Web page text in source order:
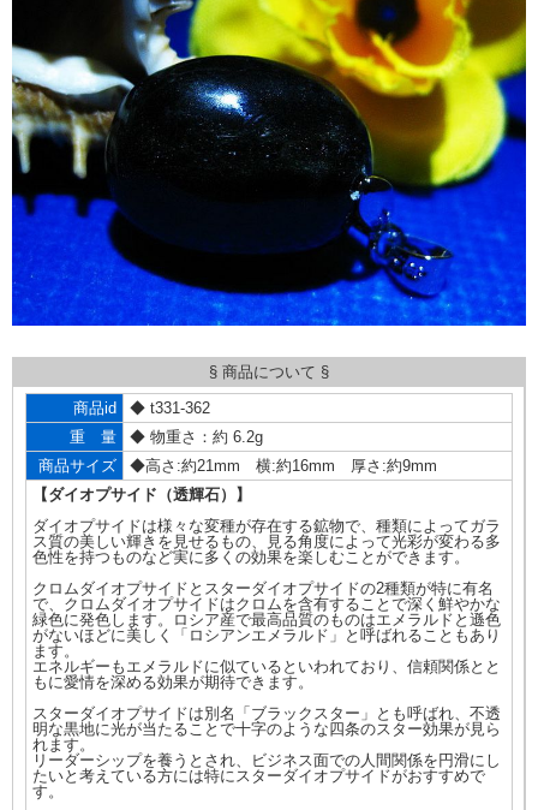
§ 商品について §
商品id
◆ t331-362
重 量
◆ 物重さ：約 6.2g
商品サイズ
◆高さ:約21mm 横:約16mm 厚さ:約9mm
【ダイオプサイド（透輝石）】
ダイオプサイドは様々な変種が存在する鉱物で、種類によってガラ
ス質の美しい輝きを見せるもの、見る角度によって光彩が変わる多
色性を持つものなど実に多くの効果を楽しむことができます。
クロムダイオプサイドとスターダイオプサイドの2種類が特に有名
で、クロムダイオプサイドはクロムを含有することで深く鮮やかな
緑色に発色します。ロシア産で最高品質のものはエメラルドと遜色
がないほどに美しく「ロシアンエメラルド」と呼ばれることもあり
ます。
エネルギーもエメラルドに似ているといわれており、信頼関係とと
もに愛情を深める効果が期待できます。
スターダイオプサイドは別名「ブラックスター」とも呼ばれ、不透
明な黒地に光が当たることで十字のような四条のスター効果が見ら
れます。
リーダーシップを養うとされ、ビジネス面での人間関係を円滑にし
たいと考えている方には特にスターダイオプサイドがおすすめで
す。